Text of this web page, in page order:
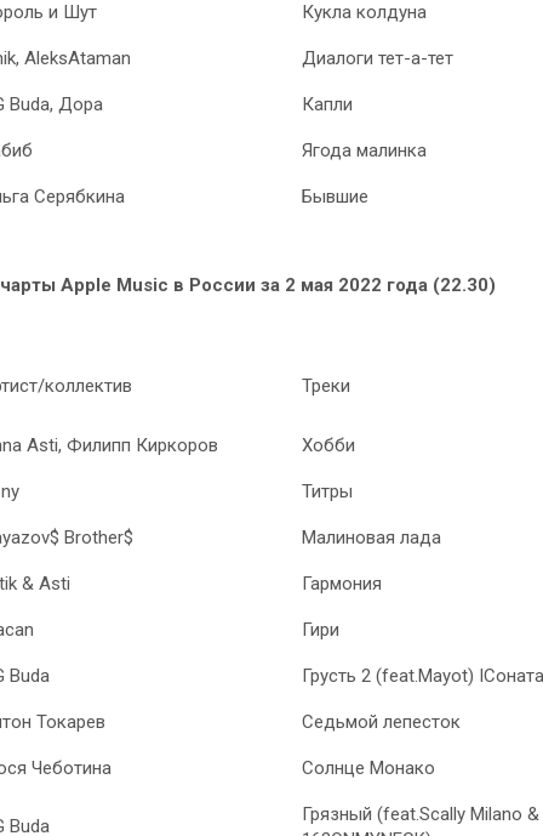
и Шут Кукла колдуна
AleksAtaman Диалоги тет-а-тет
Buda, Дора Капли
Ягода малинка
Серябкина Бывшие
Apple Music в России за 2 мая 2022 года (22.30)
коллектив Треки
Asti, Филипп Киркоров Хобби
Титры
Brother$ Малиновая лада
& Asti Гармония
Гири
Buda Грусть 2 (feat.Mayot)
Токарев Седьмой лепесток
Чеботина Солнце Монако
Buda
Грязный (feat.Scally Milano &